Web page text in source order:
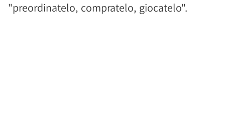
"preordinatelo, compratelo, giocatelo".